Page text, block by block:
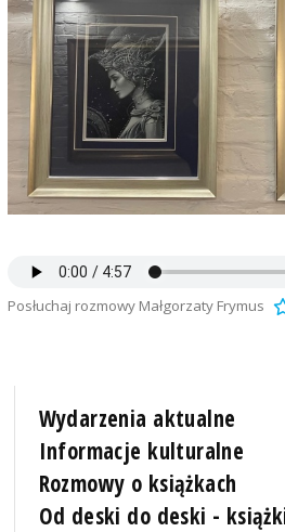
Posłuchaj rozmowy Małgorzaty Frymus
Wydarzenia aktualne
Informacje kulturalne
Rozmowy o książkach
Od deski do deski -